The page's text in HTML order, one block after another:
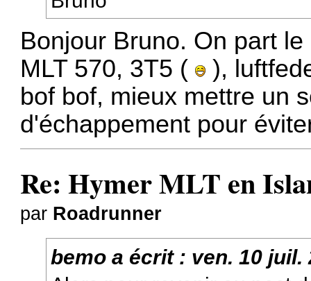
Bonjour Bruno. On part
MLT 570, 3T5 (
),
bof bof, mieux mettre un
d'échappement pour
Re: Hymer MLT en
par Roadrunner
bemo a écrit : ven. 10 juil.